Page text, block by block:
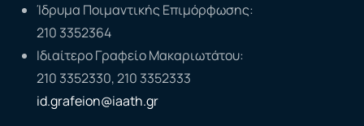
Ίδρυμα Ποιμαντικής Επιμόρφωσης:
210 3352364
Ιδιαίτερο Γραφείο Μακαριωτάτου:
210 3352330, 210 3352333
id.grafeion@iaath.gr